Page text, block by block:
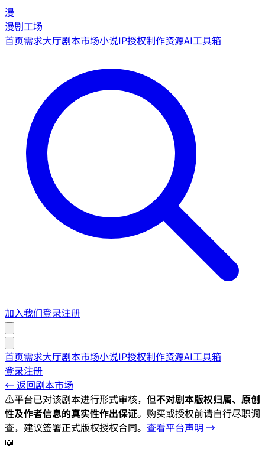
漫
漫剧工场
首页需求大厅剧本市场小说IP授权制作资源AI工具箱
加入我们登录注册
首页需求大厅剧本市场小说IP授权制作资源AI工具箱
登录注册
← 返回剧本市场
⚠️平台已对该剧本进行形式审核，但不对剧本版权归属、原创
性及作者信息的真实性作出保证。购买或授权前请自行尽职调
查，建议签署正式版权授权合同。 查看平台声明 →
📖